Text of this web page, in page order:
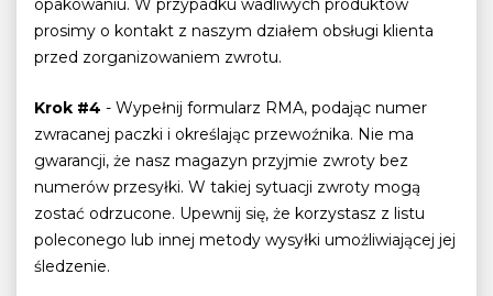
opakowaniu. W przypadku wadliwych produktów
prosimy o kontakt z naszym działem obsługi klienta
przed zorganizowaniem zwrotu.
Krok #4 - Wypełnij formularz RMA, podając numer
zwracanej paczki i określając przewoźnika. Nie ma
gwarancji, że nasz magazyn przyjmie zwroty bez
numerów przesyłki. W takiej sytuacji zwroty mogą
zostać odrzucone. Upewnij się, że korzystasz z listu
poleconego lub innej metody wysyłki umożliwiającej jej
śledzenie.